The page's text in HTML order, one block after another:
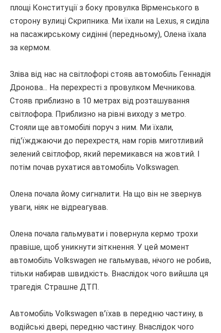
площі Конституції з боку провулка Вірменського в
сторону вулиці Скрипника. Ми їхали на Lexus, я сиділа
на пасажирському сидінні (передньому), Олена їхала
за кермом.
Зліва від нас на світлофорі стояв автомобіль Геннадія
Дронова... На перехресті з провулком Мечникова.
Стояв приблизно в 10 метрах від розташування
світлофора. Приблизно на рівні виходу з метро.
Стояли ще автомобілі поруч з ним. Ми їхали,
під'їжджаючи до перехрестя, нам горів миготливий
зелений світлофор, який перемикався на жовтий.
потім почав рухатися автомобіль Volkswagen.
Олена почала йому сигналити. На що він не звернув
уваги, ніяк не відреагував.
Олена почала гальмувати і повернула кермо трохи
правіше, щоб уникнути зіткнення. У цей момент
автомобіль Volkswagen не гальмував, нічого не робив,
тільки набирав швидкість. Внаслідок чого вийшла ця
трагедія. Страшне ДТП.
Автомобіль Volkswagen в'їхав в передню частину, в
водійські двері, передню частину. Внаслідок чого